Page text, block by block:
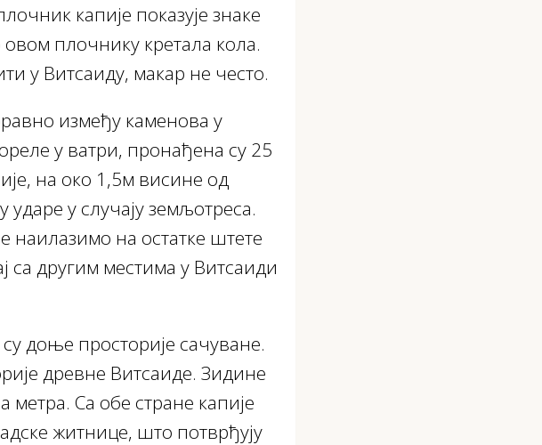
капије показује знаке
плочнику кретала кола.
у Витсаиду, макар не често.
између каменова у
у ватри, пронађена су 25
на око 1,5м висине од
ударе у случају земљотреса.
наилазимо на остатке штете
са другим местима у Витсаиди
доње просторије сачуване.
древне Витсаиде. Зидине
Са обе стране капије
житнице, што потврђују